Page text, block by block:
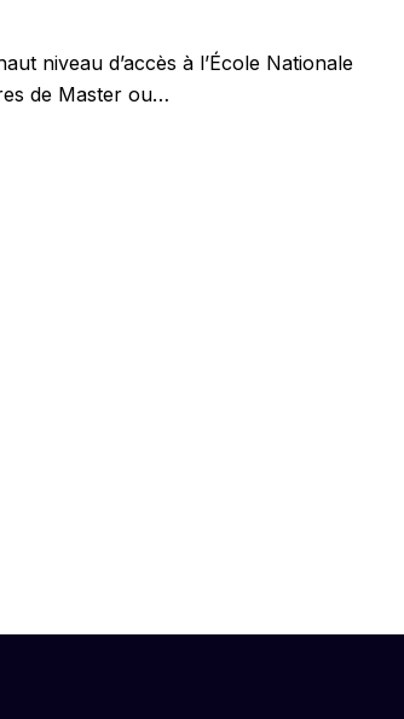
niveau d’accès à l’École Nationale
de Master ou…